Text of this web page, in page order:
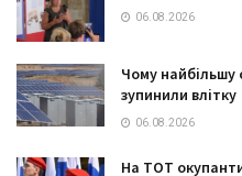
06.08.2026
Чому найбільшу
зупинили влітку
06.08.2026
На ТОТ